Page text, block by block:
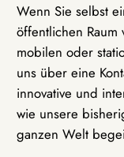
Wenn Sie selbst
öffentlichen
mobilen oder
uns über eine
innovative und
wie unsere
ganzen Welt